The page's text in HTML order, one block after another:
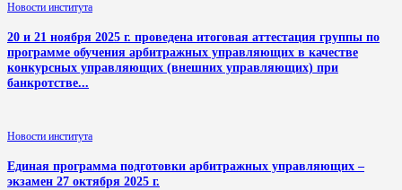
Новости института
20 и 21 ноября 2025 г. проведена итоговая аттестация группы по
программе обучения арбитражных управляющих в качестве
конкурсных управляющих (внешних управляющих) при
банкротстве...
Новости института
Единая программа подготовки арбитражных управляющих –
экзамен 27 октября 2025 г.